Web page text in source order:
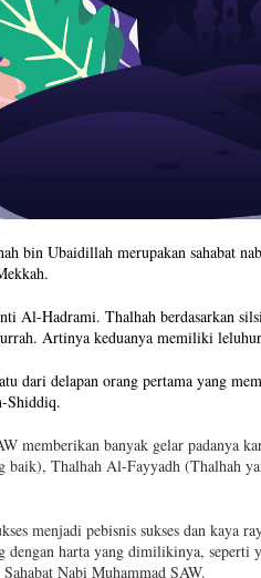
bin Ubaidillah merupakan sahabat
Al-Hadrami. Thalhah berdasarkan
Artinya keduanya memiliki
dari delapan orang pertama yang
Shiddiq.
memberikan banyak gelar padanya
Thalhah Al-Fayyadh (Thalhah
menjadi pebisnis sukses dan kaya
dengan harta yang dimilikinya,
Nabi Muhammad SAW.